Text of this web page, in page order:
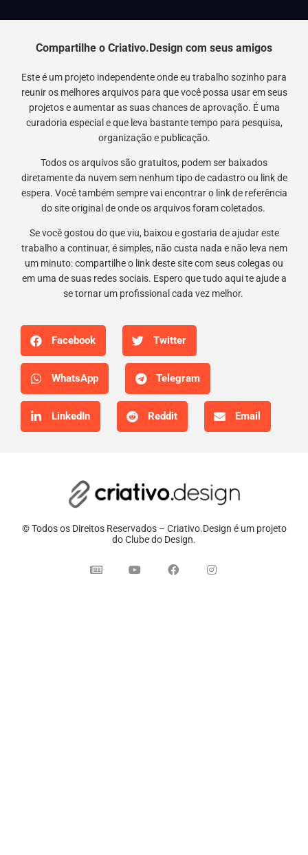
Compartilhe o Criativo.Design com seus amigos
Este é um projeto independente onde eu trabalho sozinho para
reunir os melhores arquivos para que você possa usar em seus
projetos e aumentar as suas chances de aprovação. É uma
curadoria especial e que leva bastante tempo para pesquisa,
organização e publicação.
Todos os arquivos são gratuitos, podem ser baixados
diretamente da nuvem sem nenhum tipo de cadastro ou link de
espera. Você também sempre vai encontrar o link de referência
do site original de onde os arquivos foram coletados.
Se você gostou do que viu, baixou e gostaria de ajudar este
trabalho a continuar, é simples, não custa nada e não leva nem
um minuto: compartilhe o link deste site com seus colegas ou
em uma de suas redes sociais. Espero que tudo aqui te ajude a
se tornar um profissional cada vez melhor.
Facebook Twitter
WhatsApp Telegram
LinkedIn Reddit Email
© Todos os Direitos Reservados – Criativo.Design é um projeto
do Clube do Design.